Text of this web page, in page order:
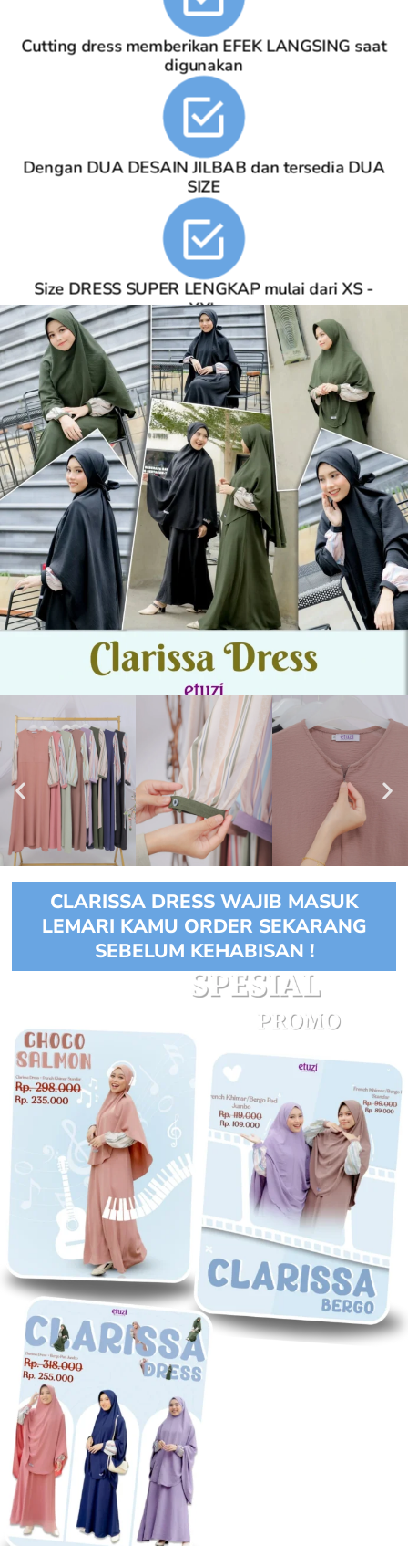
Cutting dress memberikan EFEK LANGSING saat
digunakan
Dengan DUA DESAIN JILBAB dan tersedia DUA
SIZE
Size DRESS SUPER LENGKAP mulai dari XS -
XXL
CLARISSA DRESS WAJIB MASUK
LEMARI KAMU ORDER SEKARANG
SEBELUM KEHABISAN !